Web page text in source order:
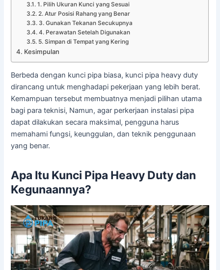
1. Pilih Ukuran Kunci yang Sesuai
2. Atur Posisi Rahang yang Benar
3. Gunakan Tekanan Secukupnya
4. Perawatan Setelah Digunakan
5. Simpan di Tempat yang Kering
Kesimpulan
Berbeda dengan kunci pipa biasa, kunci pipa heavy duty
dirancang untuk menghadapi pekerjaan yang lebih berat.
Kemampuan tersebut membuatnya menjadi pilihan utama
bagi para teknisi, Namun, agar perkerjaan instalasi pipa
dapat dilakukan secara maksimal, pengguna harus
memahami fungsi, keunggulan, dan teknik penggunaan
yang benar.
Apa Itu Kunci Pipa Heavy Duty dan
Kegunaannya?